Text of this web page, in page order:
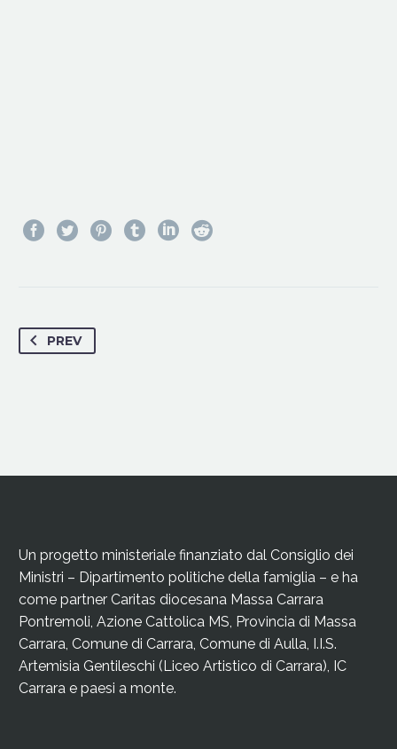
PREV
Un progetto ministeriale finanziato dal Consiglio dei
Ministri – Dipartimento politiche della famiglia – e ha
come partner Caritas diocesana Massa Carrara
Pontremoli, Azione Cattolica MS, Provincia di Massa
Carrara, Comune di Carrara, Comune di Aulla, I.I.S.
Artemisia Gentileschi (Liceo Artistico di Carrara), IC
Carrara e paesi a monte.